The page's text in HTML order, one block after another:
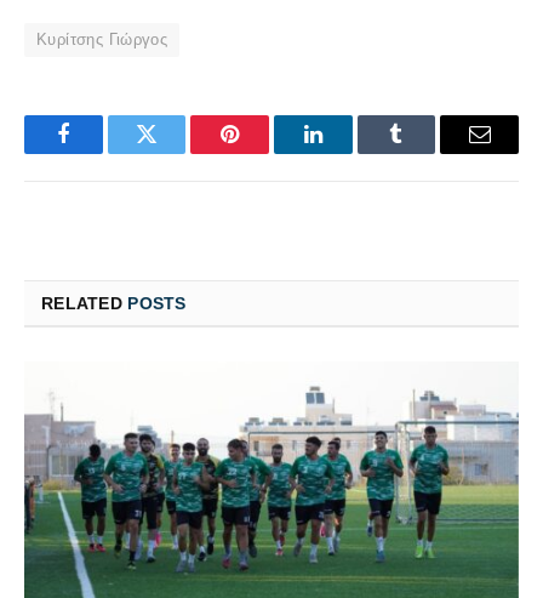
Κυρίτσης Γιώργος
FacebookTwitter Pinterest LinkedInTumblr Email
RELATED POSTS